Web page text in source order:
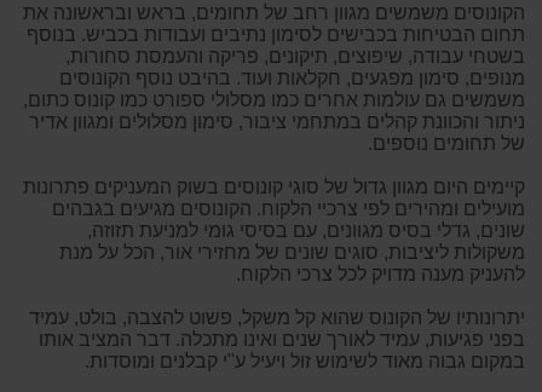
הקונוסים משמשים מגוון רחב של תחומים, בראש ובראשונה את
תחום הבטיחות בכבישים לסימון נתיבים ועבודות בכביש. בנוסף
בשטחי עבודה, שיפוצים, תיקונים, פריקה והעמסת סחורות,
מנופים, סימון מפגעים, חקלאות ועוד. בהיבט נוסף הקונוסים
משמשים גם עולמות אחרים כמו מסלולי ספורט כמו קונוס כתום,
ניתור והכוונת קהלים במתחמי ציבור, סימון מסלולים ומגוון אדיר
של תחומים נוספים.
קיימים היום מגוון גדול של סוגי קונוסים בשוק המעניקים פתרונות
מועילים ומהירים לפי צרכיי הלקוח. הקונוסים מגיעים בגבהים
שונים, גדלי בסיס מגוונים, עם בסיסי גומי למניעת תזוזה,
משקולות ליציבות, סוגים שונים של מחזירי אור, הכל על מנת
להעניק מענה מדויק לכל צרכי הלקוח.
יתרונותיו של הקונוס שהוא קל משקל, פשוט להצבה, בולט, עמיד
בפני פגיעות, עמיד לאורך שנים ואינו מתכלה. דבר המציב אותו
במקום גבוה מאוד לשימוש זול ויעיל ע"י קבלנים ומוסדות.